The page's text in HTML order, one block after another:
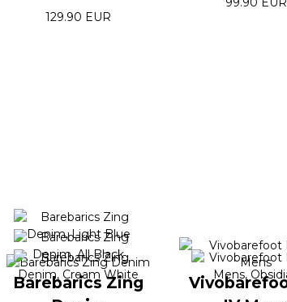
129.90 EUR
Barebarics Zing